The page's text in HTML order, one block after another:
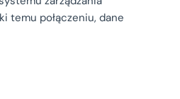
temu połączeniu, dane